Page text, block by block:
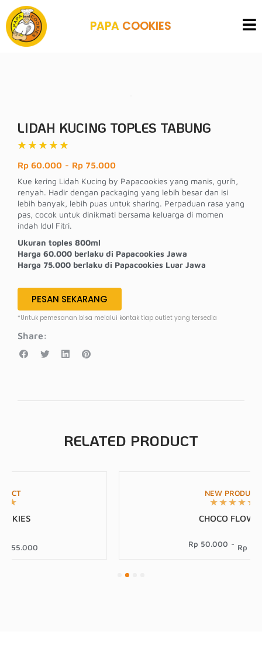
PAPA COOKIES
LIDAH KUCING TOPLES TABUNG
★ ★ ★ ★ ★
Rp 60.000 - Rp 75.000
Kue kering Lidah Kucing by Papacookies yang manis, gurih,
renyah. Hadir dengan packaging yang lebih besar dan isi
lebih banyak, lebih puas untuk sharing. Perpaduan rasa yang
pas, cocok untuk dinikmati bersama keluarga di momen
indah Idul Fitri.
Ukuran toples 800ml
Harga 60.000 berlaku di Papacookies Jawa
Harga 75.000 berlaku di Papacookies Luar Jawa
PESAN SEKARANG
*Untuk pemesanan bisa melalui kontak tiap outlet yang tersedia
Share:
RELATED PRODUCT
Rp 55.000